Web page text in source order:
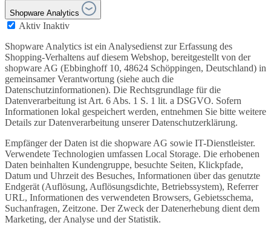
Shopware Analytics
Aktiv Inaktiv
Shopware Analytics ist ein Analysedienst zur Erfassung des
Shopping-Verhaltens auf diesem Webshop, bereitgestellt von der
shopware AG (Ebbinghoff 10, 48624 Schöppingen, Deutschland) in
gemeinsamer Verantwortung (siehe auch die
Datenschutzinformationen). Die Rechtsgrundlage für die
Datenverarbeitung ist Art. 6 Abs. 1 S. 1 lit. a DSGVO. Sofern
Informationen lokal gespeichert werden, entnehmen Sie bitte weitere
Details zur Datenverarbeitung unserer Datenschutzerklärung.
Empfänger der Daten ist die shopware AG sowie IT-Dienstleister.
Verwendete Technologien umfassen Local Storage. Die erhobenen
Daten beinhalten Kundengruppe, besuchte Seiten, Klickpfade,
Datum und Uhrzeit des Besuches, Informationen über das genutzte
Endgerät (Auflösung, Auflösungsdichte, Betriebssystem), Referrer
URL, Informationen des verwendeten Browsers, Gebietsschema,
Suchanfragen, Zeitzone. Der Zweck der Datenerhebung dient dem
Marketing, der Analyse und der Statistik.